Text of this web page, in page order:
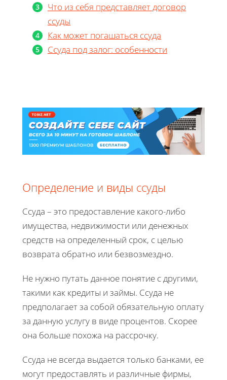
Что из себя представляет договор
ссуды
Как может погашаться ссуда
Ссуда под залог: особенности
Определение и виды ссуды
Ссуда – это предоставление какого-либо
имущества, недвижимости или денежных
средств на определенный срок, с целью
возврата обратно или безвозмездно.
Не нужно путать данное понятие с другими,
такими как кредиты и займы. Ссуда не
предполагает за собой обязательную оплату
за данную услугу в виде процентов. Скорее
она больше похожа на рассрочку.
Ссуда не всегда выдается только банками, ее
могут предоставлять и различные фирмы,